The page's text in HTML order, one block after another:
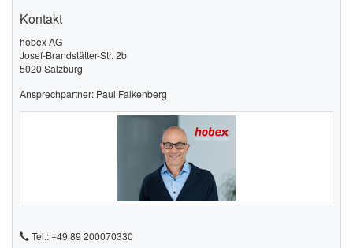
Kontakt
hobex AG
Josef-Brandstätter-Str. 2b
5020 Salzburg
Ansprechpartner: Paul Falkenberg
Tel.: +49 89 200070330